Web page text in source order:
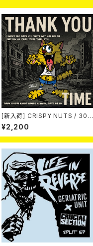
[新入荷] CRISPY NUTS / 30th
Anniversary Vol.1 (7"EP)
¥2,200